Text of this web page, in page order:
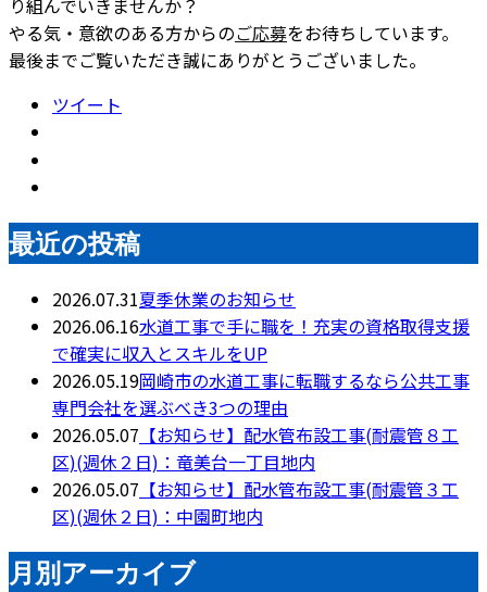
り組んでいきませんか？
やる気・意欲のある方からのご応募をお待ちしています。
最後までご覧いただき誠にありがとうございました。
ツイート
最近の投稿
2026.07.31夏季休業のお知らせ
2026.06.16水道工事で手に職を！充実の資格取得支援
で確実に収入とスキルをUP
2026.05.19岡崎市の水道工事に転職するなら公共工事
専門会社を選ぶべき3つの理由
2026.05.07 【お知らせ】配水管布設工事(耐震管８工
区)(週休２日)：竜美台一丁目地内
2026.05.07 【お知らせ】配水管布設工事(耐震管３工
区)(週休２日)：中園町地内
月別アーカイブ